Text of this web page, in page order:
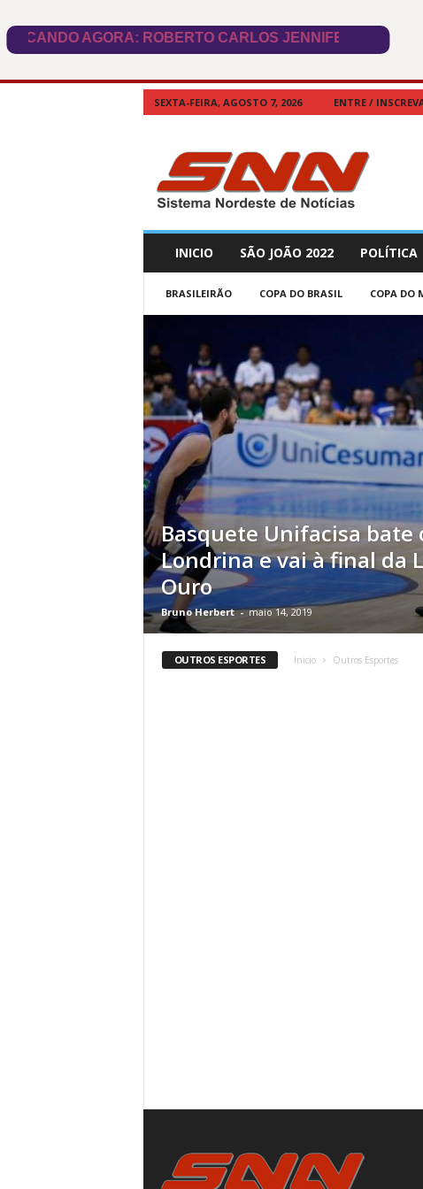
SEXTA-FEIRA, AGOSTO 7, 2026 ENTRE /
INICIO SÃO JOÃO 2022 POLÍTICA
BRASILEIRÃO COPA DO BRASIL COPA DO
Basquete Unifacisa bate
Londrina e vai à final da
Ouro
Bruno Herbert - maio 14, 2019
OUTROS ESPORTES Inicio Outros Esportes